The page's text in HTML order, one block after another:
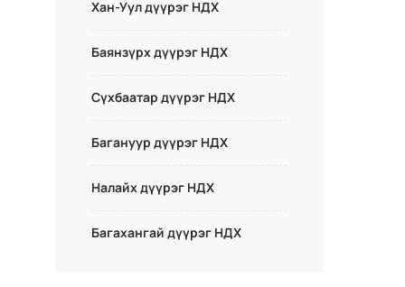
Хан-Уул дүүрэг НДХ
Баянзүрх дүүрэг НДХ
Сүхбаатар дүүрэг НДХ
Багануур дүүрэг НДХ
Налайх дүүрэг НДХ
Багахангай дүүрэг НДХ